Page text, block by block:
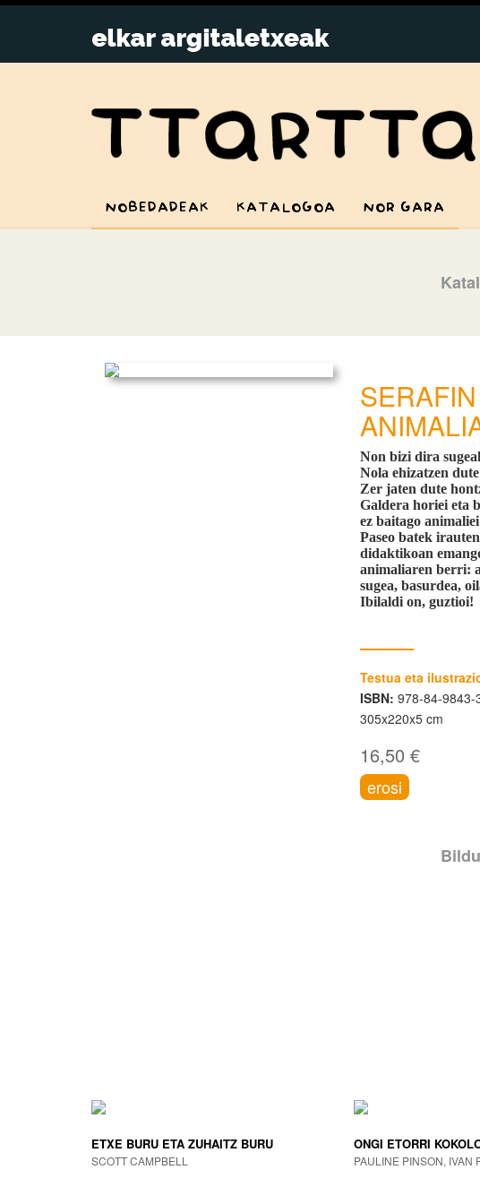
NOBEDADEAK KATALOGOA NOR GARA
Non bizi dira
Nola ehizatzen
Zer jaten dute
Galdera horiei eta
ez baitago
Paseo batek
didaktikoan
animaliaren berri:
sugea, basurdea,
Ibilaldi on, guztioi!
Testua eta
ISBN: 978-84-9843-
305x220x5 cm
16,50 €
erosi
ETXE BURU ETA ZUHAITZ BURU
SCOTT CAMPBELL
ONGI ETORRI
PAULINE PINSON, IVAN